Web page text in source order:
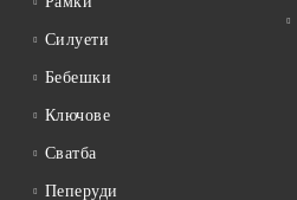
Силуети
Бебешки
Ключове
Сватба
Пеперуди